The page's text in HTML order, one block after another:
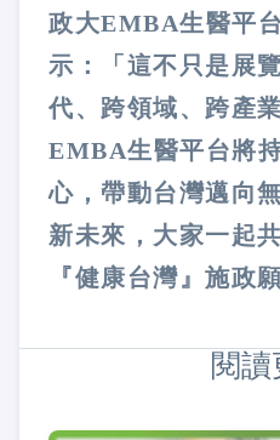
政大EMBA生醫平
示：「這不只是展
代、跨領域、跨產
EMBA生醫平台將
心，帶動台灣邁向
新未來，大家一起
『健康台灣』施政
閱讀